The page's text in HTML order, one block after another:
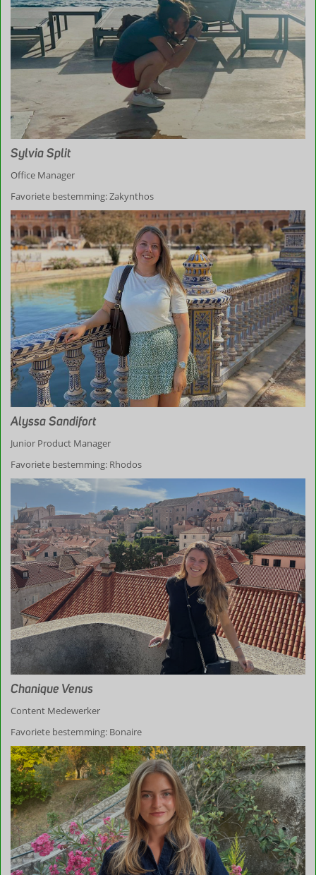
Sylvia Split
Office Manager
Favoriete bestemming: Zakynthos
Alyssa Sandifort
Junior Product Manager
Favoriete bestemming: Rhodos
Chanique Venus
Content Medewerker
Favoriete bestemming: Bonaire